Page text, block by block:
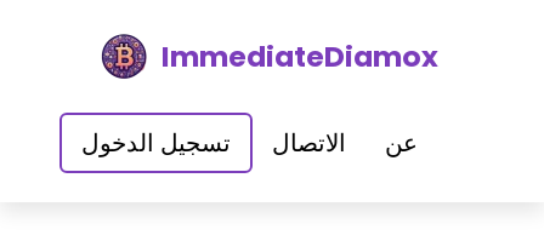
ImmediateDiamox
عن الاتصال تسجيل الدخول